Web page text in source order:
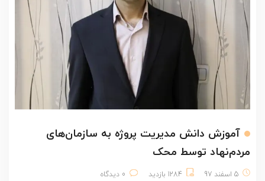
آموزش دانش مدیریت پروژه به سازمان‌های
مردم‌نهاد توسط محک
5 اسفند 97 1284 بازدید 0 دیدگاه